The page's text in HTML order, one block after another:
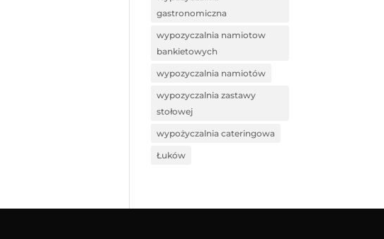
gastronomiczna
wypozyczalnia namiotow
bankietowych
wypozyczalnia namiotów
wypozyczalnia zastawy
stołowej
wypożyczalnia cateringowa
Łuków